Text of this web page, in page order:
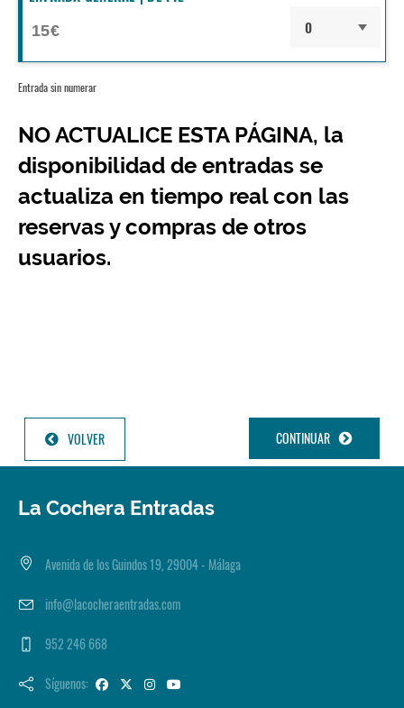
15€
Entrada sin numerar
NO ACTUALICE ESTA PÁGINA, la
disponibilidad de entradas se
actualiza en tiempo real con las
reservas y compras de otros
usuarios.
VOLVER CONTINUAR
La Cochera Entradas
Avenida de los Guindos 19, 29004 - Málaga
info@lacocheraentradas.com
952 246 668
Síguenos: